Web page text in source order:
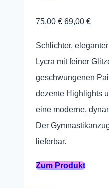
der
75,00€ 69,00 €
Schlichter,
Lycra mit feiner
geschwungenen
dezente Highlights
eine moderne,
Der
lieferbar.
Zum ProduktDieses